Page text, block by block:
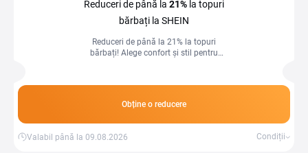
Reduceri de până la 21% la topuri
bărbați la SHEIN
Reduceri de până la 21% la topuri
bărbați! Alege confort și stil pentru
Obține o reducere
Valabil până la 09.08.2026 Condiții